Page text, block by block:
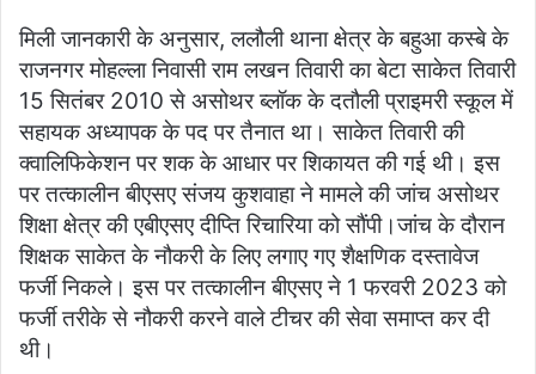
मिली जानकारी के अनुसार, ललौली थाना क्षेत्र के बहुआ कस्बे के
राजनगर मोहल्ला निवासी राम लखन तिवारी का बेटा साकेत तिवारी
15 सितंबर 2010 से असोथर ब्लॉक के दतौली प्राइमरी स्कूल में
सहायक अध्यापक के पद पर तैनात था। साकेत तिवारी की
क्वालिफिकेशन पर शक के आधार पर शिकायत की गई थी। इस
पर तत्कालीन बीएसए संजय कुशवाहा ने मामले की जांच असोथर
शिक्षा क्षेत्र की एबीएसए दीप्ति रिचारिया को सौंपी।जांच के दौरान
शिक्षक साकेत के नौकरी के लिए लगाए गए शैक्षणिक दस्तावेज
फर्जी निकले। इस पर तत्कालीन बीएसए ने 1 फरवरी 2023 को
फर्जी तरीके से नौकरी करने वाले टीचर की सेवा समाप्त कर दी
थी।